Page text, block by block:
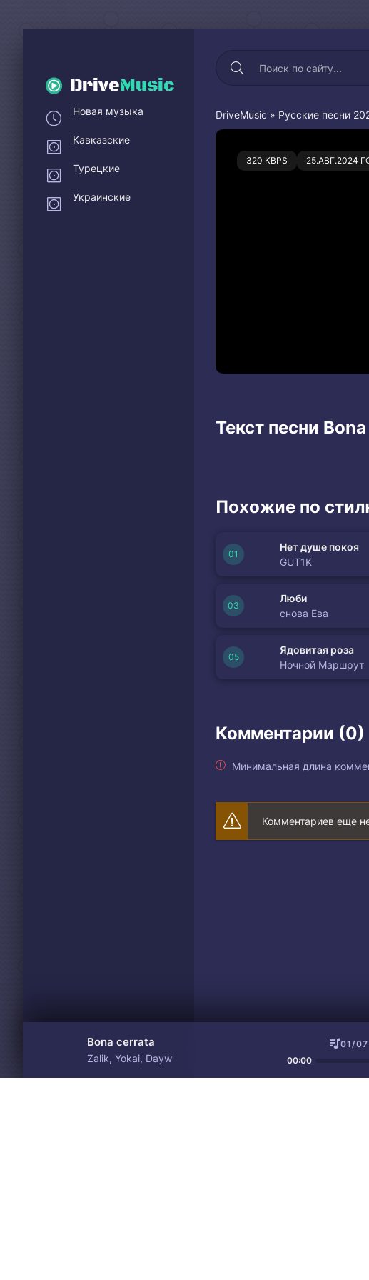
DriveMusic
DriveMusic » Русские песни
320 KBPS 25.АВГ.2024
0 0
Текст песни
Похожие по
Нет душе покоя
GUT1K
Люби
снова Ева
Ядовитая роза
Ночной Маршрут
Комментарии (0)
Минимальная длина
Комментариев еще
Новая музыка
Кавказские
Турецкие
Украинские
Bona cerrata
Zalik, Yokai, Dayw
01/07
00:00